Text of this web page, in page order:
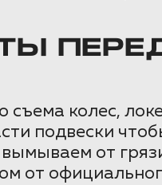
съема колес,
подвески
от
от